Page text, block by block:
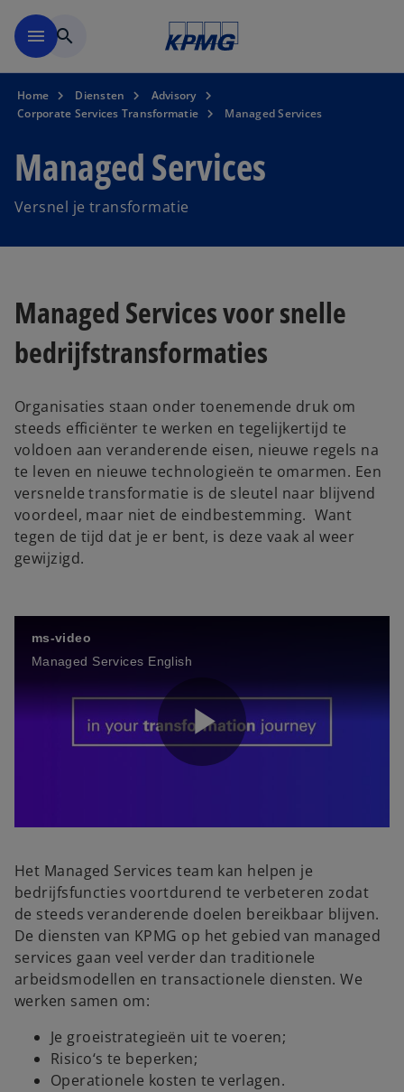
menu search
Home Diensten
Advisory
Corporate Services Transformatie
Managed Services
Managed Services
Versnel je transformatie
Managed Services voor snelle
bedrijfstransformaties
Organisaties staan onder toenemende druk om
steeds efficiënter te werken en tegelijkertijd te
voldoen aan veranderende eisen, nieuwe regels na
te leven en nieuwe technologieën te omarmen. Een
versnelde transformatie is de sleutel naar blijvend
voordeel, maar niet de eindbestemming. Want
tegen de tijd dat je er bent, is deze vaak al weer
gewijzigd.
ms-video
Managed Services English
P
l
a
y
Het Managed Services team kan helpen je
bedrijfsfuncties voortdurend te verbeteren zodat
de steeds veranderende doelen bereikbaar blijven.
De diensten van KPMG op het gebied van managed
services gaan veel verder dan traditionele
arbeidsmodellen en transactionele diensten. We
werken samen om:
Je groeistrategieën uit te voeren;
Risico‘s te beperken;
Operationele kosten te verlagen.